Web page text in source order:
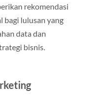
rekomendasi
bagi lulusan yang
data dan
bisnis.